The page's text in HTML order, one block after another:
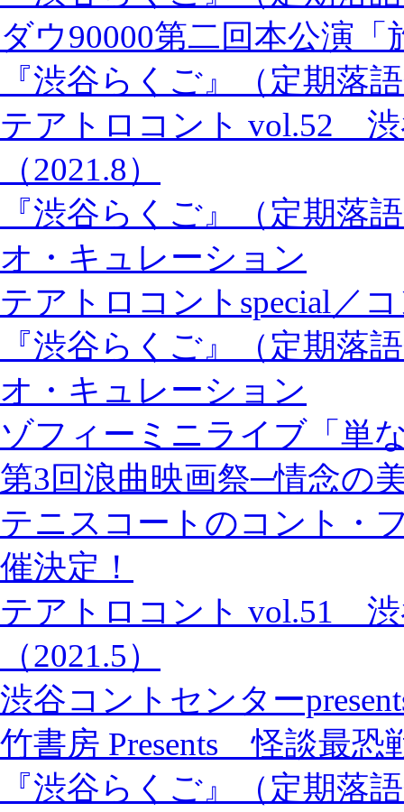
ダウ90000第二回本公演
『渋谷らくご』（定期落
テアトロコント vol.52
（2021.8）
『渋谷らくご』（定期落
オ・キュレーション
テアトロコントspecial／
『渋谷らくご』（定期落
オ・キュレーション
ゾフィーミニライブ「単
第3回浪曲映画祭─情念の
テニスコートのコント・
催決定！
テアトロコント vol.51
（2021.5）
渋谷コントセンター
竹書房 Presents 怪談最恐
『渋谷らくご』（定期落